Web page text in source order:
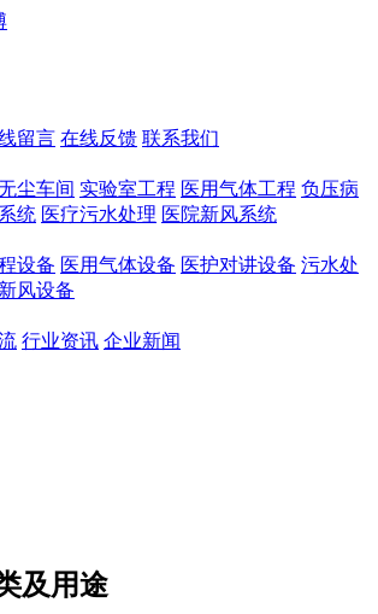
留言 在线反馈 联系我们
尘车间 实验室工程 医用气体工程 负压病
统 医疗污水处理 医院新风系统
设备 医用气体设备 医护对讲设备 污水处
风设备
行业资讯 企业新闻
及用途